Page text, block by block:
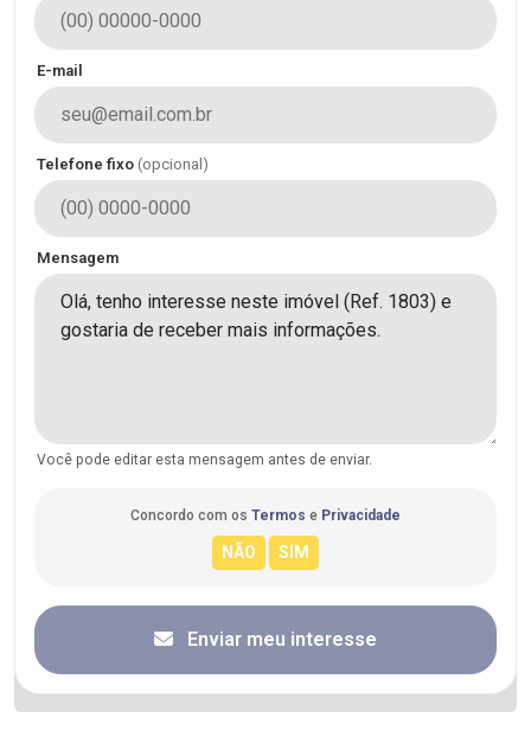
E-mail
Telefone fixo (opcional)
Mensagem
Você pode editar esta mensagem antes de enviar.
Concordo com os Termos e Privacidade
Enviar meu interesse